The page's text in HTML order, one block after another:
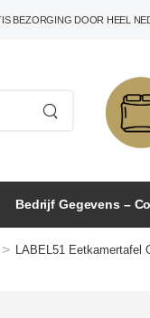
BEZORGING DOOR HEEL
Bedrijf Gegevens –
> LABEL51 Eetkamertafel